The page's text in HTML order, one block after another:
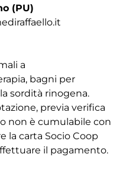
(PU)
a
bagni per
sordità rinogena.
previa verifica
non è cumulabile con
la carta Socio Coop
il pagamento.